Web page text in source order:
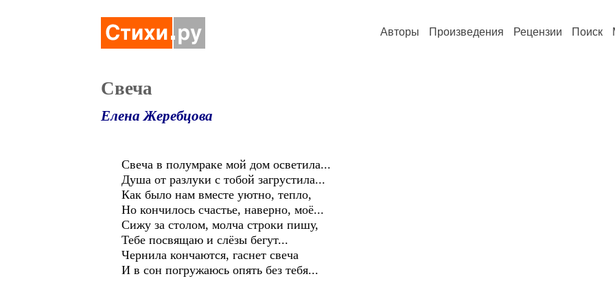
Авторы Произведения Рецензии Поиск
Свеча
Елена Жеребцова
Свеча в полумраке мой дом осветила...
Душа от разлуки с тобой загрустила...
Как было нам вместе уютно, тепло,
Но кончилось счастье, наверно, моё...
Сижу за столом, молча строки пишу,
Тебе посвящаю и слёзы бегут...
Чернила кончаются, гаснет свеча
И в сон погружаюсь опять без тебя...